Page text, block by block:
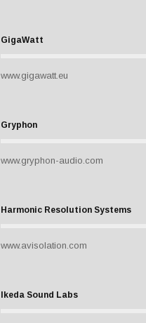
GigaWatt
www.gigawatt.eu
Gryphon
www.gryphon-audio.com
Harmonic Resolution Systems
www.avisolation.com
Ikeda Sound Labs